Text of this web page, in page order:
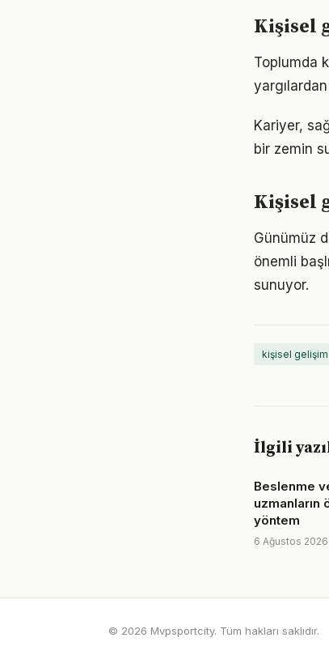
Kişisel
Toplumda
Kariyer,
bir zemin
Kişisel
Günümüz
önemli
sunuyor.
kişisel gelişim
İlgili
Beslenme
uzmanların
yöntem
6 Ağustos 2026
© 2026 Mvpsportcity. Tüm hakları saklıdır.